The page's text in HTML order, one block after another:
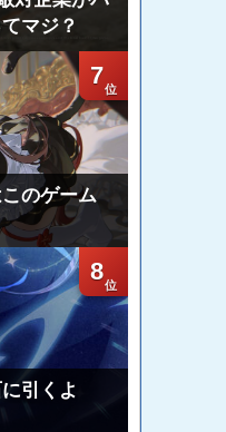
マジ？
7
のゲーム
8
引くよ